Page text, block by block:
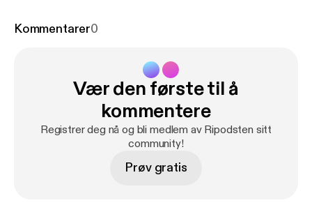
endegyldigt af bordet. Vi ser på 3-2 sejren over
umiddelbart efter kampen. Medvirkende: Simon
Ydesen, journalist, Nordjyske Jens Otto Barsøe,
Journalist, Nordjyske Steffen Højer, cheftræner,
------------- Hosted on Acast. See
Kommentarer0
Vær den første til å
kommentere
Registrer deg nå og bli medlem av Ripodsten sitt
community!
Prøv gratis